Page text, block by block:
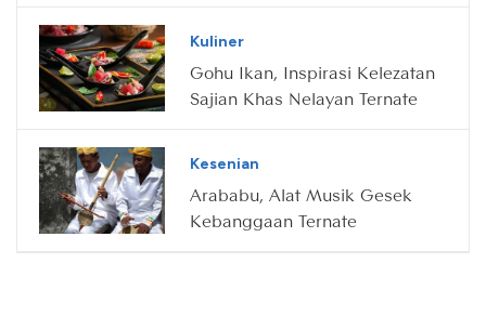
Kuliner
Gohu Ikan, Inspirasi Kelezatan
Sajian Khas Nelayan Ternate
Kesenian
Arababu, Alat Musik Gesek
Kebanggaan Ternate